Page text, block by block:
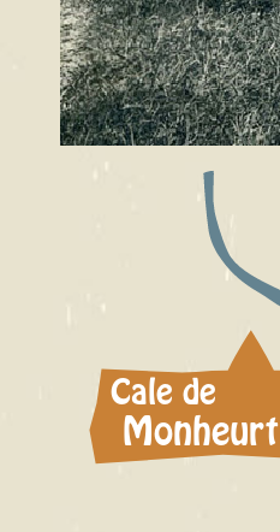
Monheurt
Cale de